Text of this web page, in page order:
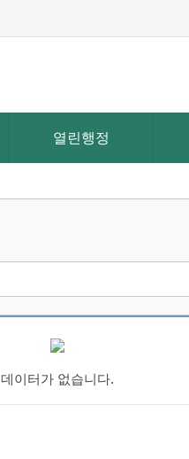
열린행정
데이터가 없습니다.